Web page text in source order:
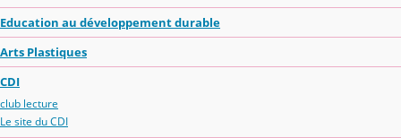
Education au développement durable
Arts Plastiques
CDI
club lecture
Le site du CDI